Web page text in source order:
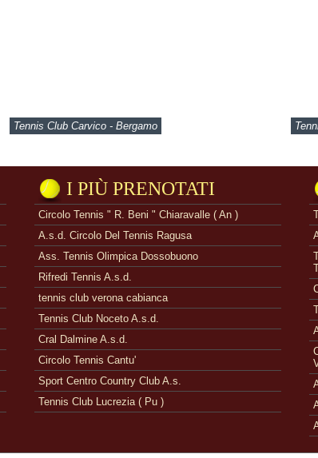
Tennis Club Carvico - Bergamo
I PIÙ PRENOTATI
Circolo Tennis " R. Beni " Chiaravalle ( An )
A.s.d. Circolo Del Tennis Ragusa
Ass. Tennis Olimpica Dossobuono
Rifredi Tennis A.s.d.
tennis club verona cabianca
Tennis Club Noceto A.s.d.
Cral Dalmine A.s.d.
Circolo Tennis Cantu'
Sport Centro Country Club A.s.
Tennis Club Lucrezia ( Pu )